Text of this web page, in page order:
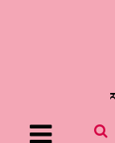
Menu